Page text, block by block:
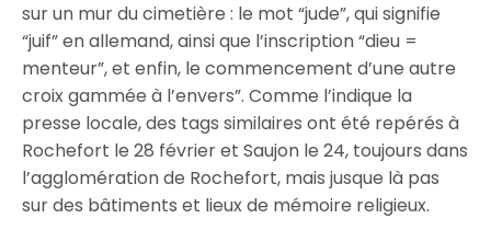
sur un mur du cimetière : le mot “jude”, qui signifie
“juif” en allemand, ainsi que l’inscription “dieu =
menteur”, et enfin, le commencement d’une autre
croix gammée à l’envers”. Comme l’indique la
presse locale, des tags similaires ont été repérés à
Rochefort le 28 février et Saujon le 24, toujours dans
l’agglomération de Rochefort, mais jusque là pas
sur des bâtiments et lieux de mémoire religieux.